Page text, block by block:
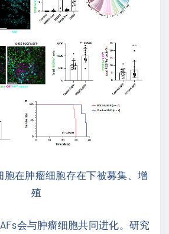
胞在肿瘤细胞存在下被募集、增
殖
会与肿瘤细胞共同进化。研究